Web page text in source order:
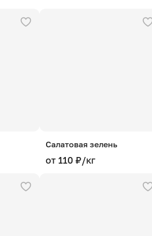
Салатовая зелень
от 110 ₽/кг